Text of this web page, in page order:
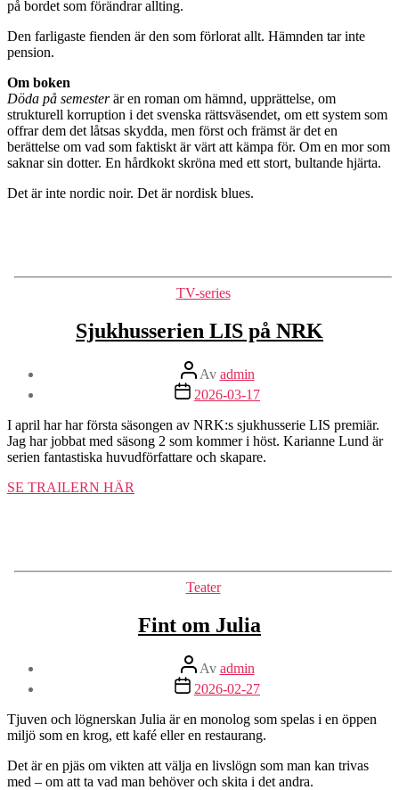
på bordet som förändrar allting.
Den farligaste fienden är den som förlorat allt. Hämnden tar inte
pension.
Om boken
Döda på semesterär en roman om hämnd, upprättelse, om
strukturell korruption i det svenska rättsväsendet, om ett system som
offrar dem det låtsas skydda, men först och främst är det en
berättelse om vad som faktiskt är värt att kämpa för. Om en mor som
saknar sin dotter. En hårdkokt skröna med ett stort, bultande hjärta.
Det är inte nordic noir. Det är nordisk blues.
Kategorier
TV-series
Sjukhusserien LIS på NRK
Inläggsförfattare
Av admin
Inläggsdatum
2026-03-17
I april har har första säsongen av NRK:s sjukhusserie LIS premiär.
Jag har jobbat med säsong 2 som kommer i höst. Karianne Lund är
serien fantastiska huvudförfattare och skapare.
SE TRAILERN HÄR
Kategorier
Teater
Fint om Julia
Inläggsförfattare
Av admin
Inläggsdatum
2026-02-27
Tjuven och lögnerskan Julia är en monolog som spelas i en öppen
miljö som en krog, ett kafé eller en restaurang.
Det är en pjäs om vikten att välja en livslögn som man kan trivas
med – om att ta vad man behöver och skita i det andra.